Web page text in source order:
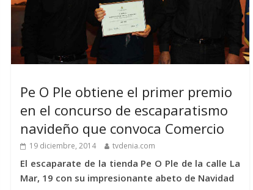
Pe O Ple obtiene el primer premio
en el concurso de escaparatismo
navideño que convoca Comercio
19 diciembre, 2014 tvdenia.com
El escaparate de la tienda Pe O Ple de la calle La
Mar, 19 con su impresionante abeto de Navidad